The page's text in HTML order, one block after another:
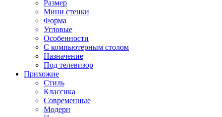
Размер
Мини стенки
Форма
Угловые
Особенности
С компьютерным столом
Назначение
Под телевизор
Прихожие
Стиль
Классика
Современные
Модерн